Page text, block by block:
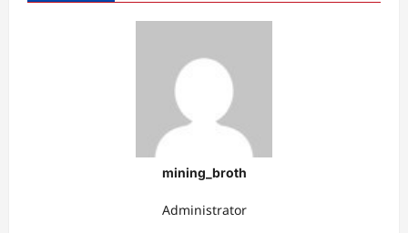
mining_broth
Administrator